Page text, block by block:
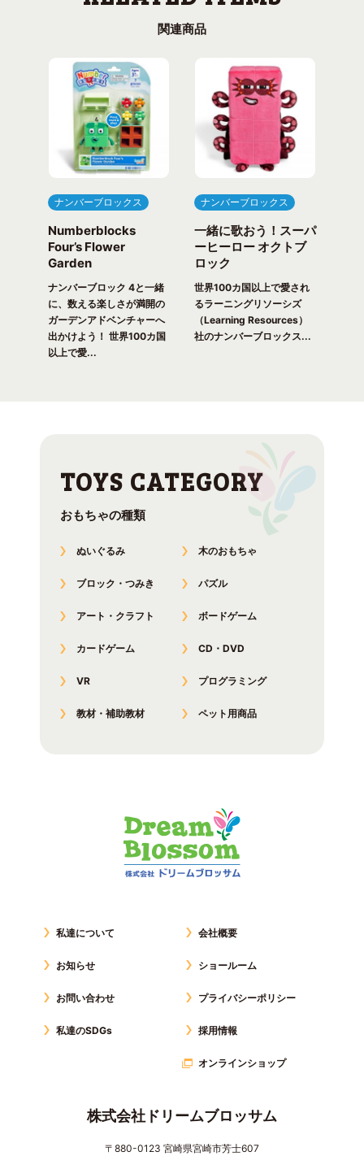
関連商品
ナンバーブロックス
Numberblocks
Four’s Flower
Garden
ナンバーブロック 4と一緒
に、数える楽しさが満開の
ガーデンアドベンチャーへ
出かけよう！ 世界100カ国
以上で愛...
ナンバーブロックス
一緒に歌おう！スーパ
ーヒーロー オクトブ
ロック
世界100カ国以上で愛され
るラーニングリソーシズ
（Learning Resources）
社のナンバーブロックス...
おもちゃの種類
ぬいぐるみ 木のおもちゃ
ブロック・つみき パズル
アート・クラフト ボードゲーム
カードゲーム CD・DVD
VR プログラミング
教材・補助教材 ペット用商品
私達について
お知らせ
お問い合わせ
私達のSDGs
会社概要
ショールーム
プライバシーポリシー
採用情報
オンラインショップ
株式会社ドリームブロッサム
〒880-0123 宮崎県宮崎市芳士607